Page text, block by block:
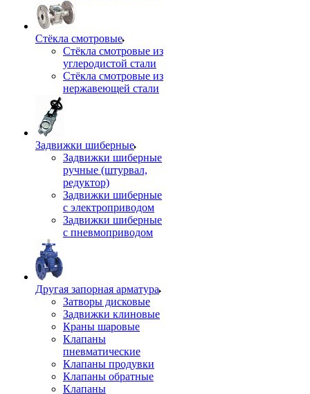
Стёкла смотровые
Стёкла смотровые из
углеродистой стали
Стёкла смотровые из
нержавеющей стали
Задвижки шиберные
Задвижки шиберные
ручные (штурвал,
редуктор)
Задвижки шиберные
с электроприводом
Задвижки шиберные
с пневмоприводом
Другая запорная арматура
Затворы дисковые
Задвижки клиновые
Краны шаровые
Клапаны
пневматические
Клапаны продувки
Клапаны обратные
Клапаны